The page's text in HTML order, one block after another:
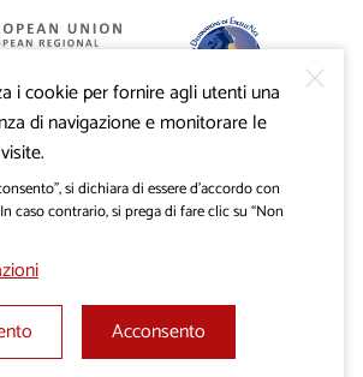
è cofinanziato dalla
dal Fondo europeo di sviluppo
Tutti i diritti sono riservati.
i cookie per fornire agli utenti una
di navigazione e monitorare le
si dichiara di essere d’accordo con
caso contrario, si prega di fare clic su “Non
Acconsento